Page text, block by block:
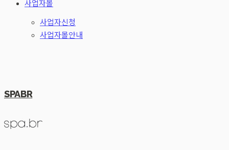
사업자몰
사업자신청
사업자몰안내
SPABR